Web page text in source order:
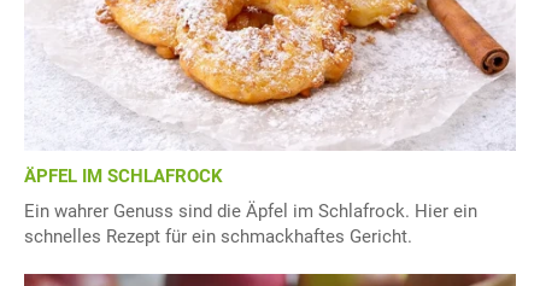
ÄPFEL IM SCHLAFROCK
Ein wahrer Genuss sind die Äpfel im Schlafrock. Hier ein
schnelles Rezept für ein schmackhaftes Gericht.